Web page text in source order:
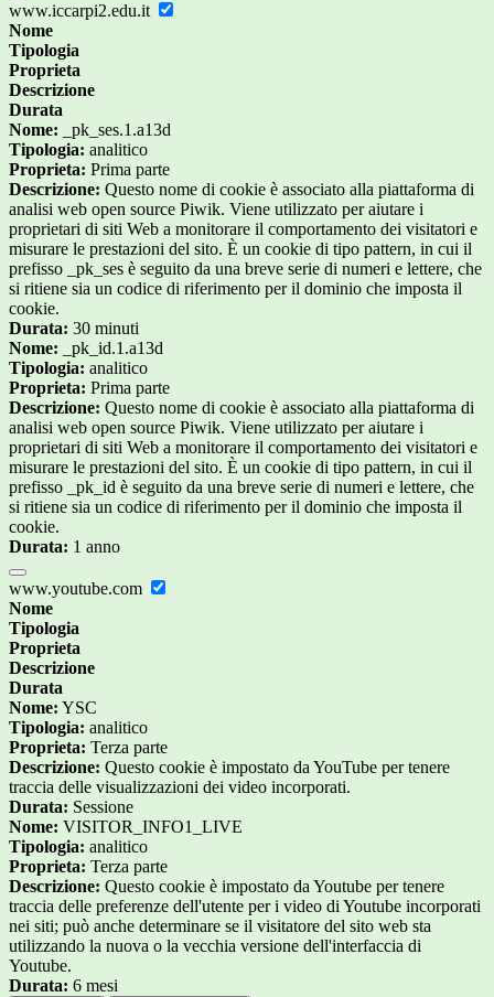
www.iccarpi2.edu.it
Nome
Tipologia
Proprieta
Descrizione
Durata
Nome: _pk_ses.1.a13d
Tipologia: analitico
Proprieta: Prima parte
Descrizione: Questo nome di cookie è associato alla piattaforma di
analisi web open source Piwik. Viene utilizzato per aiutare i
proprietari di siti Web a monitorare il comportamento dei visitatori e
misurare le prestazioni del sito. È un cookie di tipo pattern, in cui il
prefisso _pk_ses è seguito da una breve serie di numeri e lettere, che
si ritiene sia un codice di riferimento per il dominio che imposta il
cookie.
Durata: 30 minuti
Nome: _pk_id.1.a13d
Tipologia: analitico
Proprieta: Prima parte
Descrizione: Questo nome di cookie è associato alla piattaforma di
analisi web open source Piwik. Viene utilizzato per aiutare i
proprietari di siti Web a monitorare il comportamento dei visitatori e
misurare le prestazioni del sito. È un cookie di tipo pattern, in cui il
prefisso _pk_id è seguito da una breve serie di numeri e lettere, che
si ritiene sia un codice di riferimento per il dominio che imposta il
cookie.
Durata: 1 anno
www.youtube.com
Nome
Tipologia
Proprieta
Descrizione
Durata
Nome: YSC
Tipologia: analitico
Proprieta: Terza parte
Descrizione: Questo cookie è impostato da YouTube per tenere
traccia delle visualizzazioni dei video incorporati.
Durata: Sessione
Nome: VISITOR_INFO1_LIVE
Tipologia: analitico
Proprieta: Terza parte
Descrizione: Questo cookie è impostato da Youtube per tenere
traccia delle preferenze dell'utente per i video di Youtube incorporati
nei siti; può anche determinare se il visitatore del sito web sta
utilizzando la nuova o la vecchia versione dell'interfaccia di
Youtube.
Durata: 6 mesi